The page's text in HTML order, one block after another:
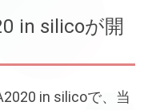
in silicoが開
in silicoで、当